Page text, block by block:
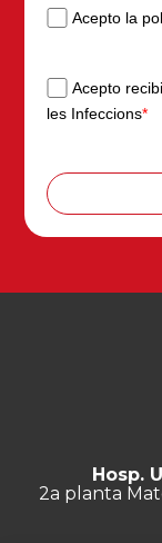
Acepto la
Acepto
les Infeccions*
Hosp.
2a planta